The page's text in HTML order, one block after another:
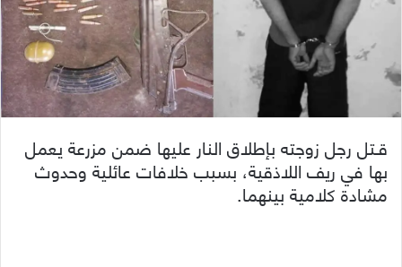
قـتل رجل زوجته بإطلاق النار عليها ضمن مزرعة يعمل
بها في ريف اللاذقية، بسبب خلافات عائلية وحدوث
مشادة كلامية بينهما.